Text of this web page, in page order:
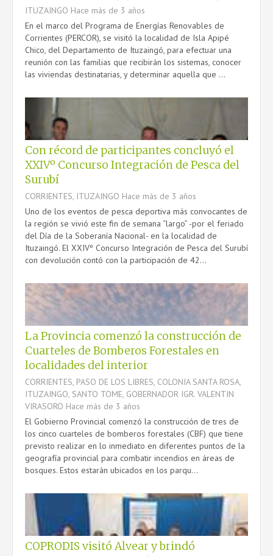
ITUZAINGO Hace más de 3 años
En el marco del Programa de Energías Renovables de
Corrientes (PERCOR), se visitó la localidad de Isla Apipé
Chico, del Departamento de Ituzaingó, para efectuar una
reunión con las familias que recibirán los sistemas, conocer
las viviendas destinatarias, y determinar aquella que ...
Con récord de participantes concluyó el
XXIVº Concurso Integración de Pesca del
Surubí
CORRIENTES, ITUZAINGO Hace más de 3 años
Uno de los eventos de pesca deportiva más convocantes de
la región se vivió este fin de semana “largo” -por el feriado
del Día de la Soberanía Nacional- en la localidad de
Ituzaingó. El XXIVº Concurso Integración de Pesca del Surubí
con devolución contó con la participación de 42...
La Provincia comenzó la construcción de
Cuarteles de Bomberos Forestales en
localidades del interior
CORRIENTES, PASO DE LOS LIBRES, COLONIA SANTA ROSA,
ITUZAINGO, SANTO TOME, GOBERNADOR IGR. VALENTIN
VIRASORO Hace más de 3 años
El Gobierno Provincial comenzó la construcción de tres de
los cinco cuarteles de bomberos forestales (CBF) que tiene
previsto realizar en lo inmediato en diferentes puntos de la
geografía provincial para combatir incendios en áreas de
bosques. Estos estarán ubicados en los parqu...
COPRODIS visitó Alvear y brindó